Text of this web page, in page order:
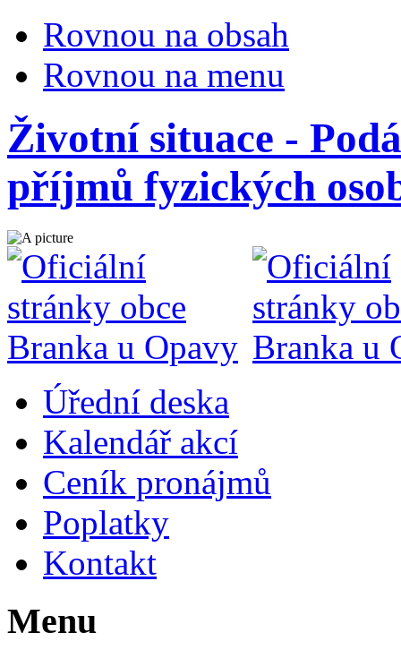
Rovnou na obsah
Rovnou na menu
Životní situace -
příjmů fyzických
Úřední deska
Kalendář akcí
Ceník pronájmů
Poplatky
Kontakt
Menu